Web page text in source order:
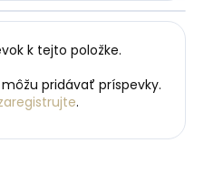
k tejto položke.
pridávať príspevky.
.